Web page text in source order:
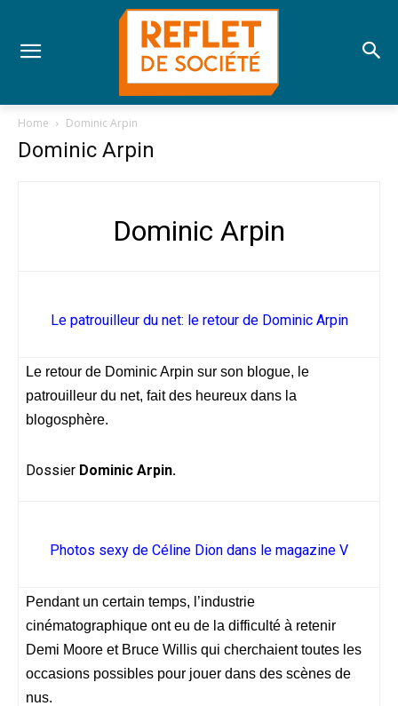
Home Dominic Arpin
Dominic Arpin
Dominic Arpin
Le patrouilleur du net: le retour de Dominic Arpin
Le retour de Dominic Arpin sur son blogue, le
patrouilleur du net, fait des heureux dans la
blogosphère.
Dossier Dominic Arpin.
Photos sexy de Céline Dion dans le magazine V
Pendant un certain temps, l’industrie
cinématographique ont eu de la difficulté à retenir
Demi Moore et Bruce Willis qui cherchaient toutes les
occasions possibles pour jouer dans des scènes de
nus.